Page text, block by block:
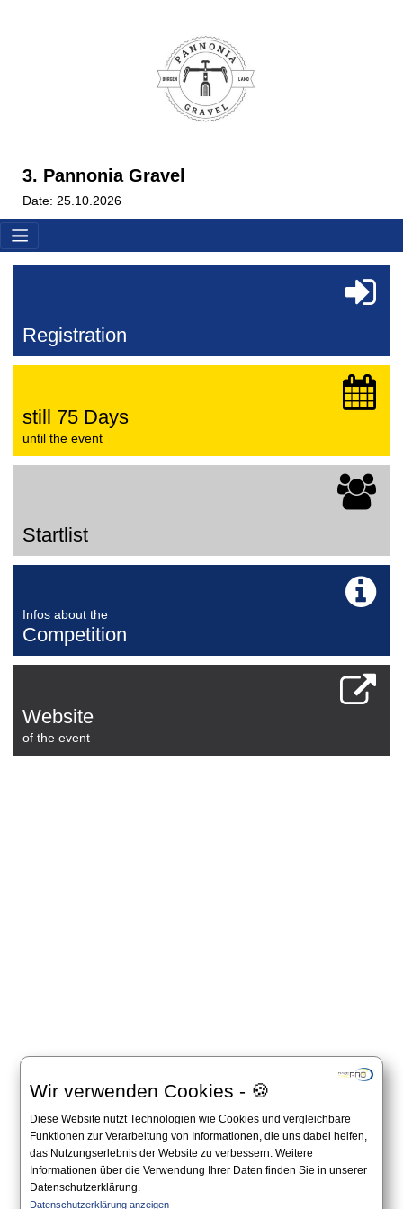
Wir verwenden Cookies - 🍪
Diese Website nutzt Technologien wie Cookies und vergleichbare
Funktionen zur Verarbeitung von Informationen, die uns dabei helfen,
das Nutzungserlebnis der Website zu verbessern. Weitere
Informationen über die Verwendung Ihrer Daten finden Sie in unserer
Datenschutzerklärung.
Datenschutzerklärung anzeigen
3. Pannonia Gravel
Date: 25.10.2026
Registration
still 75 Days
until the event
Startlist
Infos about the
Competition
Website
of the event